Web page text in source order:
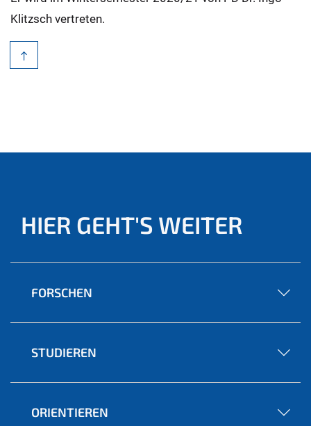
Klitzsch vertreten.
HIER GEHT'S WEITER
FORSCHEN
STUDIEREN
ORIENTIEREN